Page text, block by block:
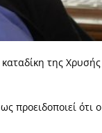
της
ΑΠΟΨΕΙΣ
καταδίκη της Χρυσής
προειδοποιεί ότι ο